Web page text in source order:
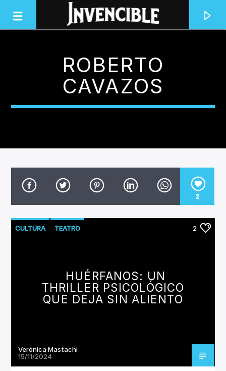
INVENCIBLE RADIO
JUNTOS SOMOS INVENCIBLES
CANCIÓN ACTUAL
ROBERTO
CAVAZOS
2
CULTURA TEATRO 2
HUÉRFANOS: UN
THRILLER PSICOLÓGICO
QUE DEJA SIN ALIENTO
Verónica Mastachi
15/11/2024